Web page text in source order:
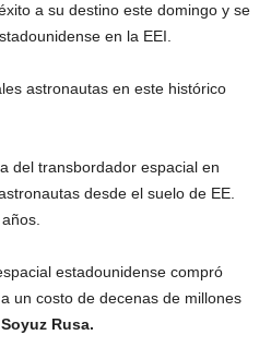
a su destino este domingo y se
en la EEI.
astronautas en este histórico
del transbordador espacial en
desde el suelo de EE.
estadounidense compró
un costo de decenas de millones
Soyuz Rusa.